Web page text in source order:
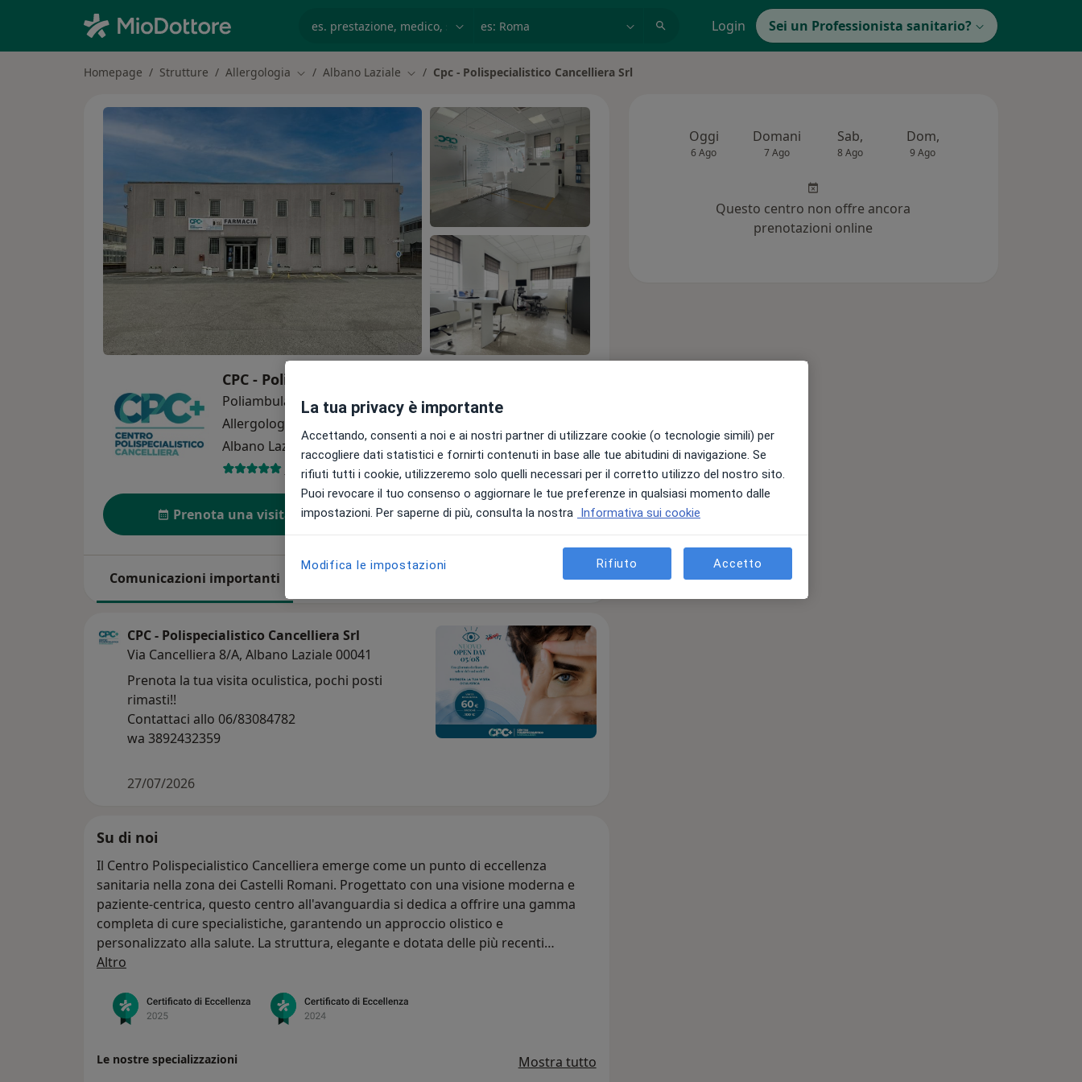
Login Sei un Professionista sanitario?
Homepage Strutture Allergologia Cambia città
Albano Laziale Cambia città
Cpc - Polispecialistico Cancelliera Srl
CPC - Polispecialistico Cancelliera Srl
Poliambulatorio
Allergologia
Albano Laziale1 indirizzo
957 recensioni
Prenota una visita Invia messaggio
Comunicazioni importanti Il nostro team Indirizzi Recensioni
CPC - Polispecialistico Cancelliera Srl
Via Cancelliera 8/A, Albano Laziale 00041
Prenota la tua visita oculistica, pochi posti
rimasti!!
Contattaci allo 06/83084782
wa 3892432359
27/07/2026
Su di noi
Il Centro Polispecialistico Cancelliera emerge come un punto di eccellenza
sanitaria nella zona dei Castelli Romani. Progettato con una visione moderna e
paziente-centrica, questo centro all'avanguardia si dedica a offrire una gamma
completa di cure specialistiche, garantendo un approccio olistico e
personalizzato alla salute. La struttura, elegante e dotata delle più recenti
tecnologie, è stata concepita per creare un ambiente accogliente e rassicurante,
Centro Cancelliera rappresenta un punto di riferimento nella medicina
specialistica, dove la qualità del servizio e l'attenzione per il benessere del
Altro
Le nostre specializzazioni Mostra tutto
Oggi
6 Ago
Domani
7 Ago
Sab,
8 Ago
Dom,
9 Ago
Questo centro non offre ancora
prenotazioni online
La tua privacy è importante
Accettando, consenti a noi e ai nostri partner di utilizzare cookie (o tecnologie simili) per
raccogliere dati statistici e fornirti contenuti in base alle tue abitudini di navigazione. Se
rifiuti tutti i cookie, utilizzeremo solo quelli necessari per il corretto utilizzo del nostro sito.
Puoi revocare il tuo consenso o aggiornare le tue preferenze in qualsiasi momento dalle
impostazioni. Per saperne di più, consulta la nostra Informativa sui cookie
Modifica le impostazioni Rifiuto Accetto